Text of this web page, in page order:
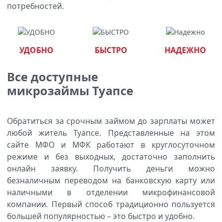
потребностей.
УДОБНО БЫСТРО НАДЕЖНО
Все доступные
микрозаймы Туапсе
Обратиться за срочным займом до зарплаты может
любой житель Туапсе. Представленные на этом
сайте МФО и МФК работают в круглосуточном
режиме и без выходных, достаточно заполнить
онлайн заявку. Получить деньги можно
безналичным переводом на банковскую карту или
наличными в отделении микрофинансовой
компании. Первый способ традиционно пользуется
большей популярностью – это быстро и удобно.